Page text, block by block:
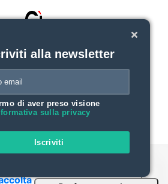
alla newsletter
di aver preso visione
sulla privacy
Iscriviti
relative alla privacy